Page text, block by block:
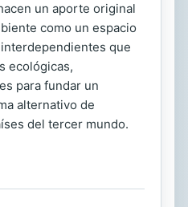
un aporte original
como un espacio
que
ecológicas,
para fundar un
alternativo de
del tercer mundo.